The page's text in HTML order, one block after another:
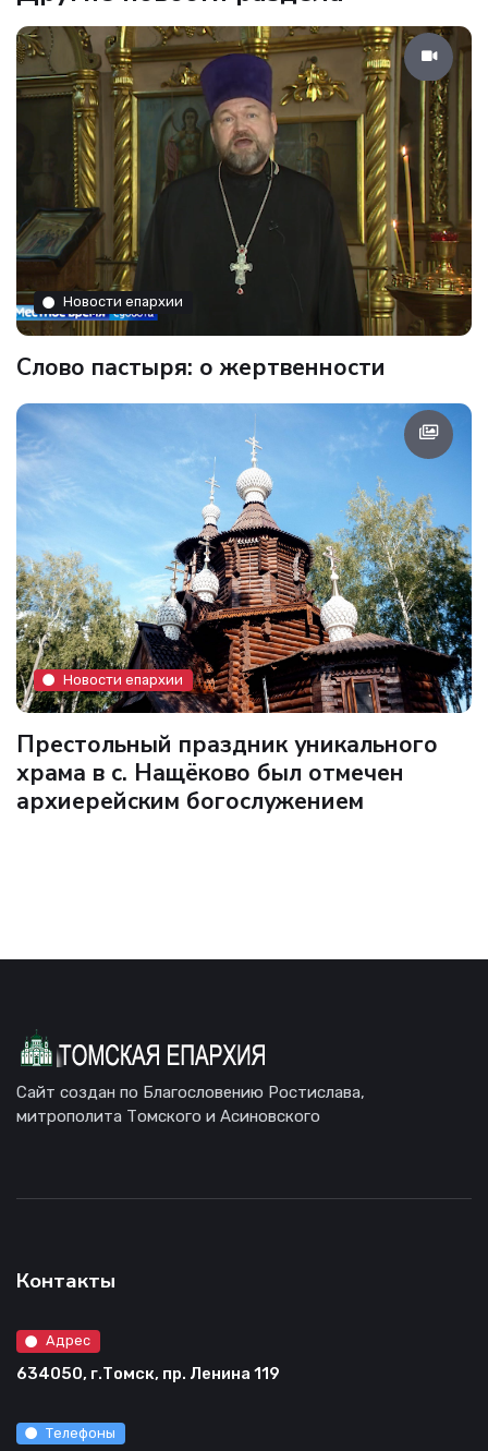
Новости епархии
Слово пастыря: о жертвенности
Новости епархии
Престольный праздник уникального
храма в с. Нащёково был отмечен
архиерейским богослужением
Сайт создан по Благословению Ростислава,
митрополита Томского и Асиновского
Контакты
Адрес
634050, г.Томск, пр. Ленина 119
Телефоны